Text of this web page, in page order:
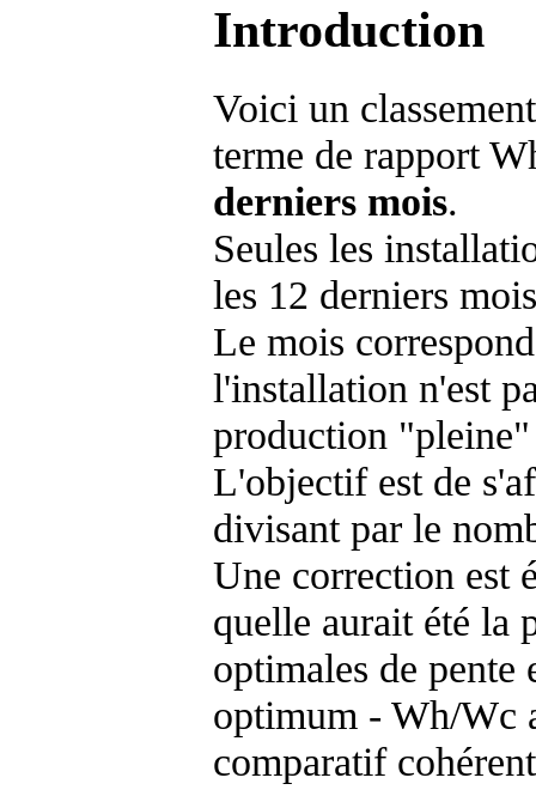
Introduction
Voici un
terme de rapport
derniers mois.
Seules les
les 12 derniers
Le mois
l'installation n'est
production "pleine"
L'objectif est de
divisant par le
Une correction est
quelle aurait été la
optimales de
optimum - Wh/Wc
comparatif